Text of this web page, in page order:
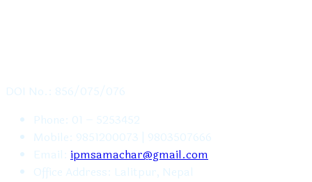
DOI No.: 856/075/076
Phone: 01 – 5253452
Mobile: 9851200073 | 9803507666
Email: ipmsamachar@gmail.com
Office Address: Lalitpur, Nepal